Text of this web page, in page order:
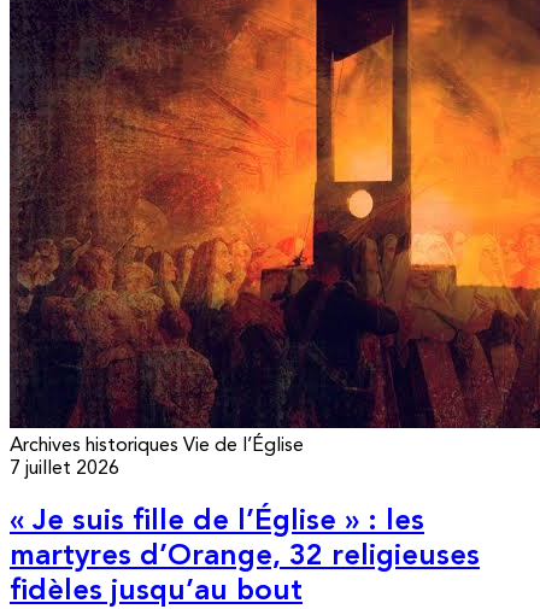
Archives historiques Vie de l’Église
7 juillet 2026
« Je suis fille de l’Église » : les
martyres d’Orange, 32 religieuses
fidèles jusqu’au bout